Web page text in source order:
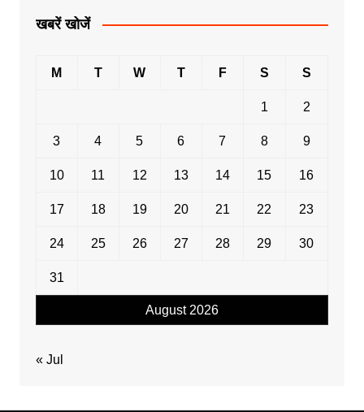
खबरें खोजें
August 2026
M T W T F S S
1 2
3 4 5 6 7 8 9
10 11 12 13 14 15 16
17 18 19 20 21 22 23
24 25 26 27 28 29 30
31
« Jul